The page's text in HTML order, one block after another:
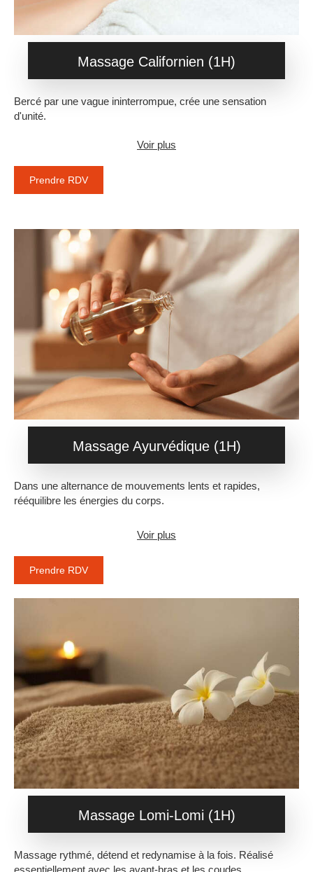
Massage Californien (1H)
Bercé par une vague ininterrompue, crée une sensation
d'unité.
Voir plus
Prendre RDV
Massage Ayurvédique (1H)
Dans une alternance de mouvements lents et rapides,
rééquilibre les énergies du corps.
Voir plus
Prendre RDV
Massage Lomi-Lomi (1H)
Massage rythmé, détend et redynamise à la fois. Réalisé
essentiellement avec les avant-bras et les coudes.